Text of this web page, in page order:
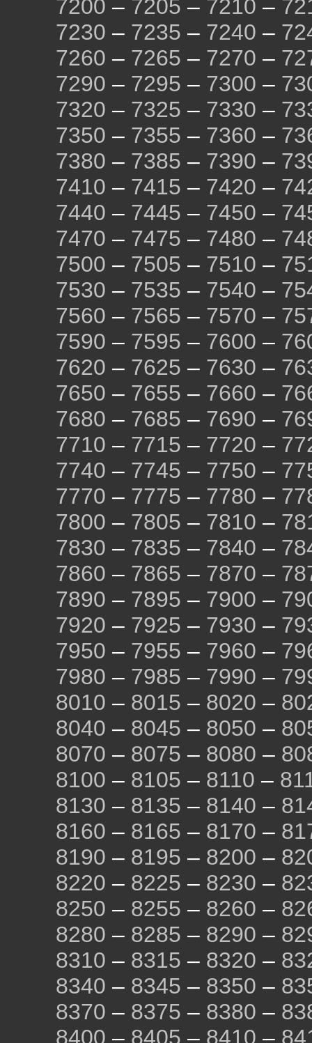
7200 – 7205 – 7210 –
7230 – 7235 – 7240 –
7260 – 7265 – 7270 –
7290 – 7295 – 7300 –
7320 – 7325 – 7330 –
7350 – 7355 – 7360 –
7380 – 7385 – 7390 –
7410 – 7415 – 7420 –
7440 – 7445 – 7450 –
7470 – 7475 – 7480 –
7500 – 7505 – 7510 –
7530 – 7535 – 7540 –
7560 – 7565 – 7570 –
7590 – 7595 – 7600 –
7620 – 7625 – 7630 –
7650 – 7655 – 7660 –
7680 – 7685 – 7690 –
7710 – 7715 – 7720 –
7740 – 7745 – 7750 –
7770 – 7775 – 7780 –
7800 – 7805 – 7810 –
7830 – 7835 – 7840 –
7860 – 7865 – 7870 –
7890 – 7895 – 7900 –
7920 – 7925 – 7930 –
7950 – 7955 – 7960 –
7980 – 7985 – 7990 –
8010 – 8015 – 8020 –
8040 – 8045 – 8050 –
8070 – 8075 – 8080 –
8100 – 8105 – 8110 –
8130 – 8135 – 8140 –
8160 – 8165 – 8170 –
8190 – 8195 – 8200 –
8220 – 8225 – 8230 –
8250 – 8255 – 8260 –
8280 – 8285 – 8290 –
8310 – 8315 – 8320 –
8340 – 8345 – 8350 –
8370 – 8375 – 8380 –
8400 – 8405 – 8410 –